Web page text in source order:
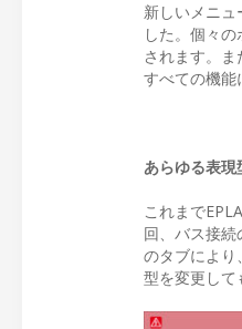
新しいメニ
した。個々
されます。
すべての機能
あらゆる表現
これまで
回、バス接
のタブにより
型を変更して